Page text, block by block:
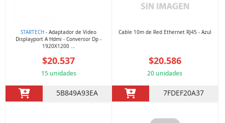
STARTECH - Adaptador de Video
Displayport A Hdmi - Conversor Dp -
1920X1200 ...
$20.537
15 unidades
5B849A93EA
Cable 10m de Red Ethernet RJ45 - Azul
$20.586
20 unidades
7FDEF20A37